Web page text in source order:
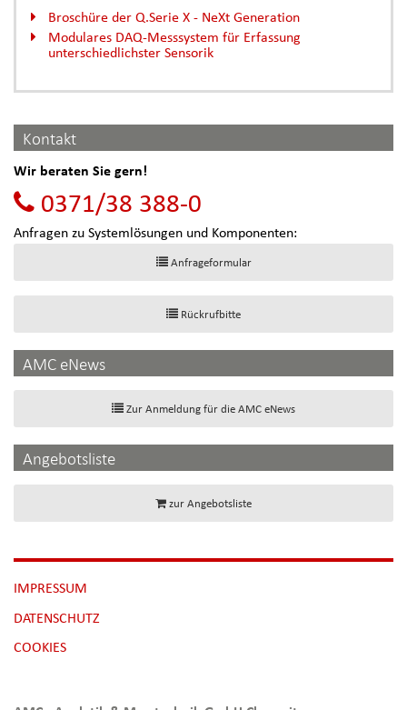
Broschüre der Q.Serie X - NeXt Generation
Modulares DAQ-Messsystem für Erfassung
unterschiedlichster Sensorik
Kontakt
Wir beraten Sie gern!
0371/38 388-0
Anfragen zu Systemlösungen und Komponenten:
Anfrageformular
Rückrufbitte
AMC eNews
Zur Anmeldung für die AMC eNews
Angebotsliste
zur Angebotsliste
NAVIGATION
ÜBERSPRINGEN
IMPRESSUM
DATENSCHUTZ
[NBSP]
COOKIES